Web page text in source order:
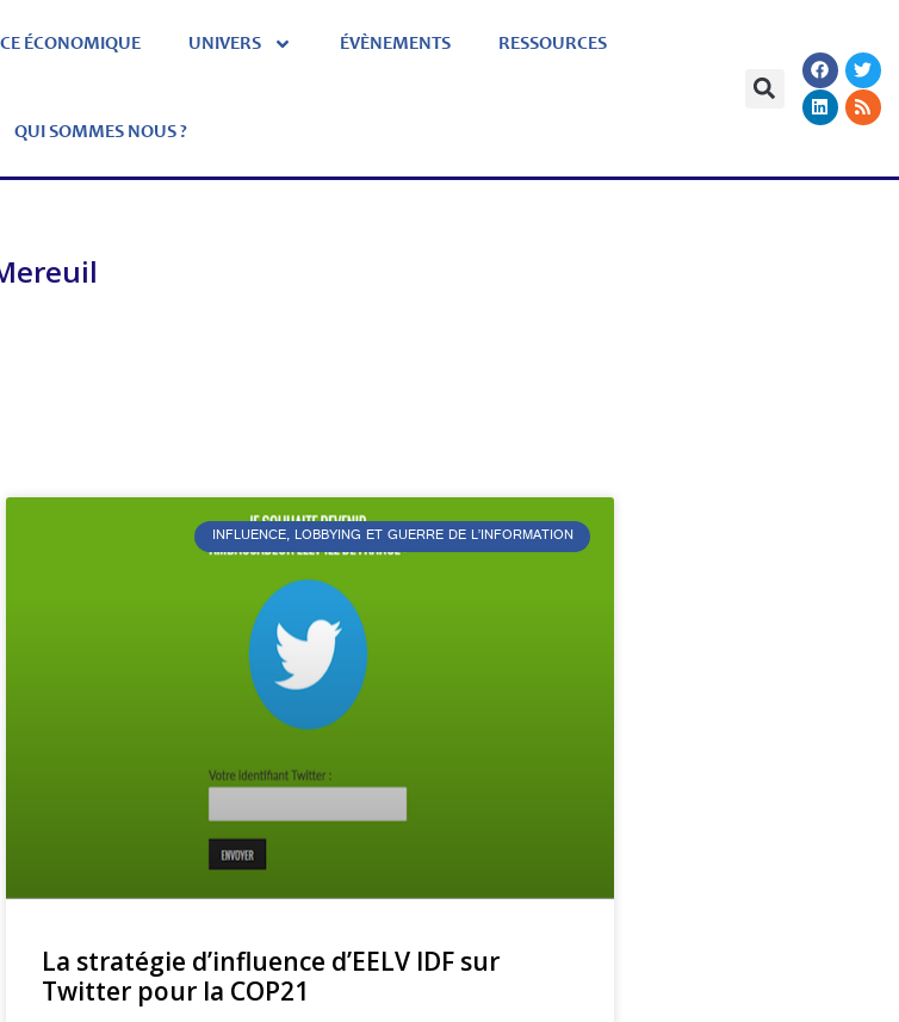
ÉCONOMIQUE UNIVERS ÉVÈNEMENTS RESSOURCES
QUI SOMMES NOUS ?
INFLUENCE, LOBBYING ET GUERRE DE L’INFORMATION
La stratégie d’influence d’EELV IDF sur
Twitter pour la COP21